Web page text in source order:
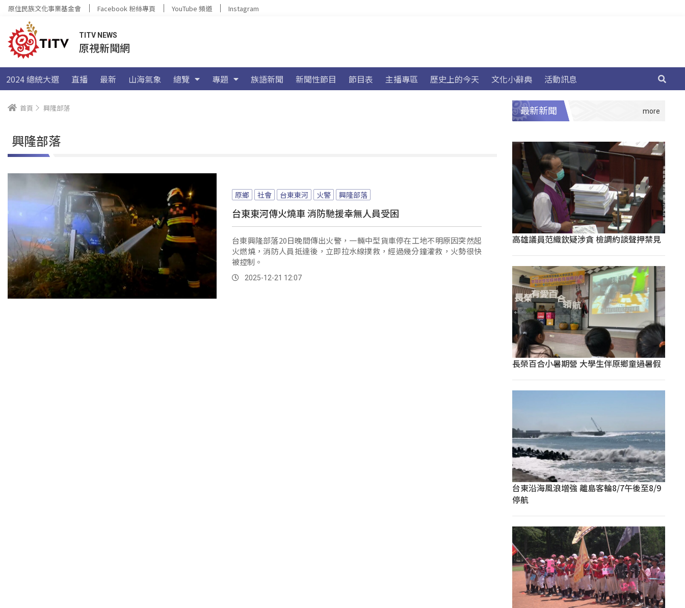
原住民族文化事業基金會 Facebook 粉絲專頁 YouTube 頻道 Instagram
TITV NEWS
原視新聞網
2024 總統大選 直播 最新 山海氣象 總覽 專題 族語新聞 新聞性節目 節目表 主播專區 歷史上的今天 文化小辭典 活動訊息
首頁 興隆部落
興隆部落
原鄉 社會 台東東河 火警 興隆部落
台東東河傳火燒車 消防馳援幸無人員受困
台東興隆部落20日晚間傳出火警，一輛中型貨車停在工地不明原因突然起
火燃燒，消防人員抵達後，立即拉水線撲救，經過幾分鐘灌救，火勢很快
被控制。
2025-12-21 12:07
最新新聞
高雄議員范織欽疑涉貪 檢調約談聲押禁見
長榮百合小暑期營 大學生伴原鄉童過暑假
台東沿海風浪增強 離島客輪8/7午後至8/9
停航